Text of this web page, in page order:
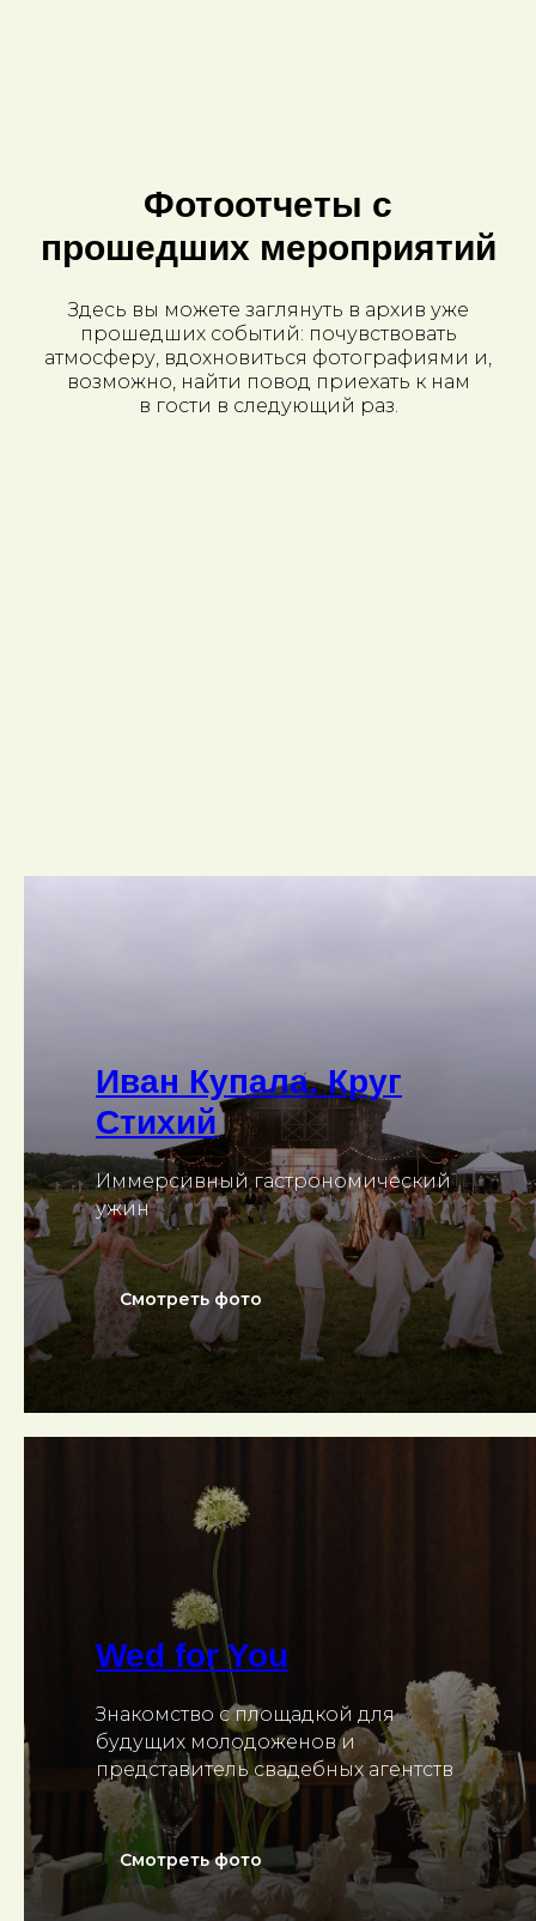
Фотоотчеты с
прошедших мероприятий
Здесь вы можете заглянуть в архив уже
прошедших событий: почувствовать
атмосферу, вдохновиться фотографиями и,
возможно, найти повод приехать к нам
в гости в следующий раз.
Иван Купала. Круг
Стихий
Иммерсивный гастрономический
ужин
Смотреть фото
Wed for You
Знакомство с площадкой для
будущих молодоженов и
представитель свадебных агентств
Смотреть фото